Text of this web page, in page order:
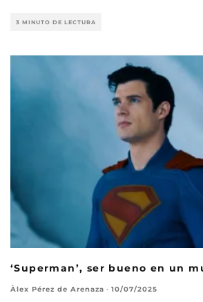
3 MINUTO DE LECTURA
‘Superman’, ser bueno en un
Àlex Pérez de Arenaza · 10/07/2025